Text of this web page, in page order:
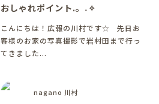
おしゃれポイント.。˖✧
こんにちは！広報の川村です☆ 先日お
客様のお家の写真撮影で岩村田まで行っ
てきました...
nagano 川村